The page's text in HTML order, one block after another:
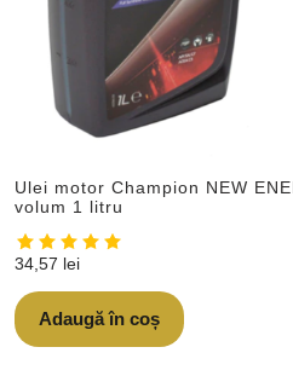
Ulei motor Champion NEW
volum 1 litru
34,57 lei
Adaugă în coș